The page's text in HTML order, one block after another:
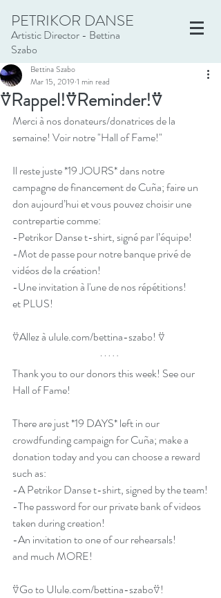
PETRIKOR DANSE
Artistic Director - Bettina
Szabo
⍢Rappel!⍢Reminder!⍢
Bettina Szabo
Mar 15, 2019 1 min read
Merci à nos donateurs/donatrices de la
semaine! Voir notre "Hall of Fame!"
Il reste juste *19 JOURS* dans notre
campagne de financement de Cuña; faire un
don aujourd’hui et vous pouvez choisir une
contrepartie comme:
-Petrikor Danse t-shirt, signé par l’équipe!
-Mot de passe pour notre banque privé de
vidéos de la création!
-Une invitation à l'une de nos répétitions!
et PLUS!
⍢Allez à ulule.com/bettina-szabo! ⍢
Thank you to our donors this week! See our
Hall of Fame!
There are just *19 DAYS* left in our
crowdfunding campaign for Cuña; make a
donation today and you can choose a reward
such as:
-A Petrikor Danse t-shirt, signed by the team!
-The password for our private bank of videos
taken during creation!
-An invitation to one of our rehearsals!
and much MORE!
⍢Go to Ulule.com/bettina-szabo⍢!